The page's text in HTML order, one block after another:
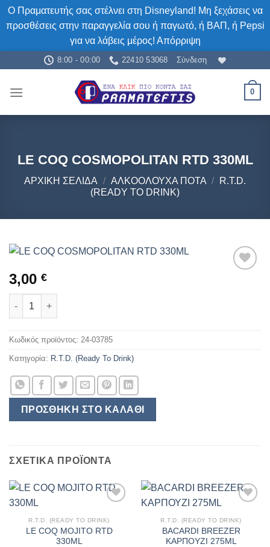
Ο Πραματευτής σας στέλνει στη Disneyland! Μη ξεχάσεις να
προσθέσεις στην παραγγελία σου ή παγωτό, ή ΒΑΠ, ή Pepsi
για να λάβεις μέρος! Απόρριψη
περιεχόμενο
8:00 - 00:00 22410 53068 Σύνδεση
0
LE COQ COSMOPOLITAN RTD 330ML
ΑΡΧΙΚΉ ΣΕΛΊΔΑ / ΑΛΚΟΟΛΟΎΧΑ ΠΟΤΆ /
R.T.D.
(READY TO DRINK)
3,00 €
LE COQ COSMOPOLITAN RTD 330ML ποσότητα
ΠΡΟΣΘΉΚΗ ΣΤΟ ΚΑΛΆΘΙ
Κωδικός προϊόντος: 24-03785
Κατηγορία: R.T.D. (Ready To Drink)
ΣΧΕΤΙΚΆ ΠΡΟΪΌΝΤΑ
R.T.D. (READY TO DRINK)
LE COQ MOJITO RTD
330ML
R.T.D. (READY TO DRINK)
BACARDI BREEZER
ΚΑΡΠΟΥΖΙ 275ML